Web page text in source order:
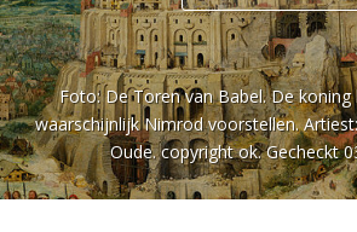
Foto:De Toren van Babel. De
waarschijnlijk Nimrod voorstellen.
Oude. copyright ok. Gecheckt